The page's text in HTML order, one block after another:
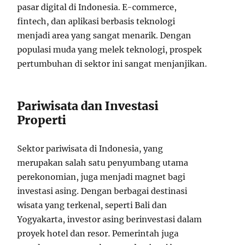
pasar digital di Indonesia. E-commerce,
fintech, dan aplikasi berbasis teknologi
menjadi area yang sangat menarik. Dengan
populasi muda yang melek teknologi, prospek
pertumbuhan di sektor ini sangat menjanjikan.
Pariwisata dan Investasi
Properti
Sektor pariwisata di Indonesia, yang
merupakan salah satu penyumbang utama
perekonomian, juga menjadi magnet bagi
investasi asing. Dengan berbagai destinasi
wisata yang terkenal, seperti Bali dan
Yogyakarta, investor asing berinvestasi dalam
proyek hotel dan resor. Pemerintah juga